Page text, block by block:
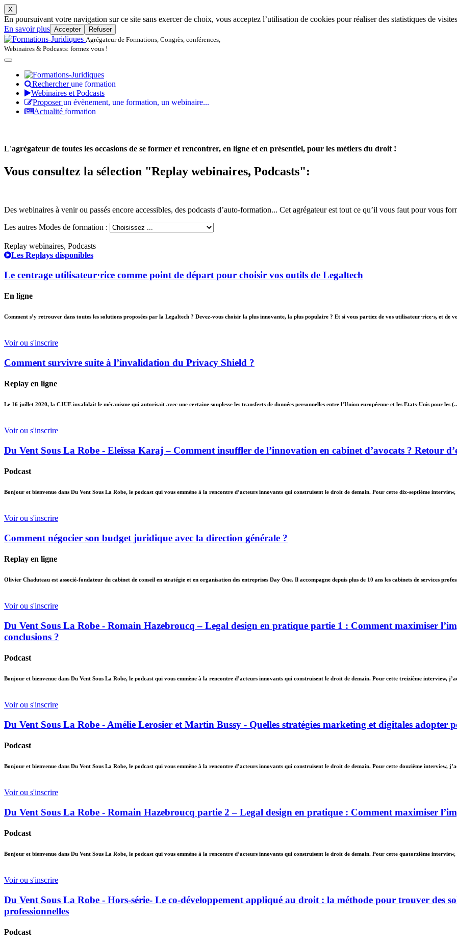
X
En poursuivant votre navigation sur ce site sans exercer de choix, vous acceptez l’utilisation de cookies pour réaliser des statistiques de
En savoir plus Accepter
Refuser
Agrégateur de Formations, Congrès, conférences,
Webinaires & Podcasts: formez vous !
Rechercherune formation
Webinaires et Podcasts
Proposerun évènement, une formation, un webinaire...
Actualité formation
L'agrégateur de toutes les occasions de se former et rencontrer, en ligne et en présentiel, pour les métiers du droit !
Vous consultez la sélection "Replay webinaires, Podcasts":
Des webinaires à venir ou passés encore accessibles, des podcasts d’auto-formation... Cet agrégateur est tout ce qu’il vous faut pour vous
Les autres Modes de formation :
Replay webinaires, Podcasts
Les Replays disponibles
Le centrage utilisateur·rice comme point de départ pour choisir vos outils de Legaltech
En ligne
Comment s’y retrouver dans toutes les solutions proposées par la Legaltech ? Devez-vous choisir la plus innovante, la plus populaire ? Et si vous partiez de vos utilisateur·rice·s, et de
Voir ou s'inscrire
Comment survivre suite à l’invalidation du Privacy Shield ?
Replay en ligne
Le 16 juillet 2020, la CJUE invalidait le mécanisme qui autorisait avec une certaine souplesse les transferts de données personnelles entre l’Union européenne et les Etats-Unis pour les
Voir ou s'inscrire
Du Vent Sous La Robe - Eleïssa Karaj – Comment insuffler de l’innovation en cabinet d’avocats ? Retour
Podcast
Bonjour et bienvenue dans Du Vent Sous La Robe, le podcast qui vous emmène à la rencontre d’acteurs innovants qui construisent le droit de demain. Pour cette dix-septième
Voir ou s'inscrire
Comment négocier son budget juridique avec la direction générale ?
Replay en ligne
Olivier Chaduteau est associé-fondateur du cabinet de conseil en stratégie et en organisation des entreprises Day One. Il accompagne depuis plus de 10 ans les cabinets de services
Voir ou s'inscrire
Du Vent Sous La Robe - Romain Hazebroucq – Legal design en pratique partie 1 : Comment maximiser
conclusions ?
Podcast
Bonjour et bienvenue dans Du Vent Sous La Robe, le podcast qui vous emmène à la rencontre d’acteurs innovants qui construisent le droit de demain. Pour cette treizième interview,
Voir ou s'inscrire
Du Vent Sous La Robe - Amélie Lerosier et Martin Bussy - Quelles stratégies marketing et digitales adopter
Podcast
Bonjour et bienvenue dans Du Vent Sous La Robe, le podcast qui vous emmène à la rencontre d’acteurs innovants qui construisent le droit de demain. Pour cette douzième interview,
Voir ou s'inscrire
Du Vent Sous La Robe - Romain Hazebroucq partie 2 – Legal design en pratique : Comment maximiser
Podcast
Bonjour et bienvenue dans Du Vent Sous La Robe, le podcast qui vous emmène à la rencontre d’acteurs innovants qui construisent le droit de demain. Pour cette quatorzième
Voir ou s'inscrire
Du Vent Sous La Robe - Hors-série- Le co-développement appliqué au droit : la méthode pour trouver des
professionnelles
Podcast